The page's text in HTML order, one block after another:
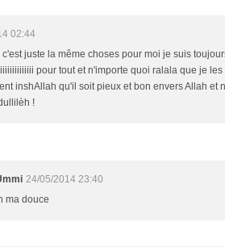
02:44
juste la même choses pour moi je suis
pour tout et n'importe quoi ralala que je les
inshAllah qu'il soit pieux et bon envers Allah et
!
24/05/2014 23:40
ma douce